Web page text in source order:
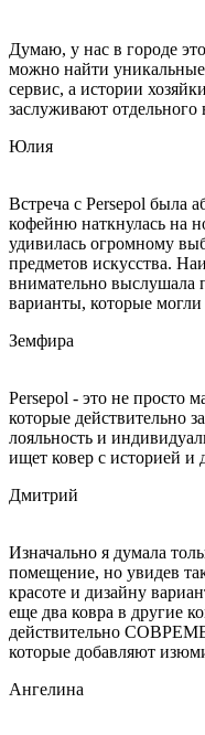
Думаю, у нас в городе
можно найти
сервис, а истории
заслуживают
Юлия
Встреча с Persepol была
кофейню наткнулась на
удивилась огромному
предметов искусства.
внимательно выслушала
варианты, которые могли
Земфира
Persepol - это не просто
которые действительно
лояльность и
ищет ковер с историей и
Дмитрий
Изначально я думала
помещение, но увидев
красоте и дизайну
еще два ковра в другие
действительно
которые добавляют
Ангелина